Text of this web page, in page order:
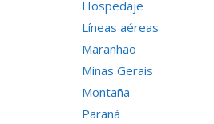
Hospedaje
Líneas aéreas
Maranhão
Minas Gerais
Montaña
Paraná